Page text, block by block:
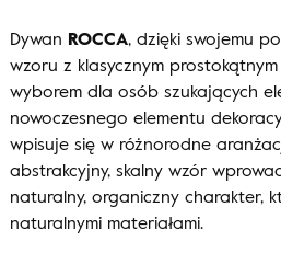
Dywan ROCCA, dzięki swojemu
wzoru z klasycznym
wyborem dla osób szukających
nowoczesnego elementu
wpisuje się w różnorodne
abstrakcyjny, skalny wzór
naturalny, organiczny charakter,
naturalnymi materiałami.